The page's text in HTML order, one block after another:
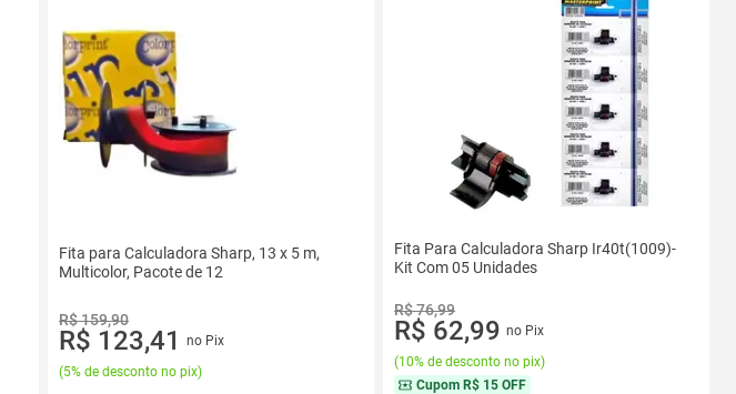
Fita para Calculadora Sharp, 13 x 5 m,
Multicolor, Pacote de 12
R$ 159,90
R$ 123,41
no Pix
(5% de desconto no pix)
Fita Para Calculadora Sharp Ir40t(1009)-
Kit Com 05 Unidades
R$ 76,99
R$ 62,99 no Pix
(10% de desconto no pix)
Cupom R$ 15 OFF